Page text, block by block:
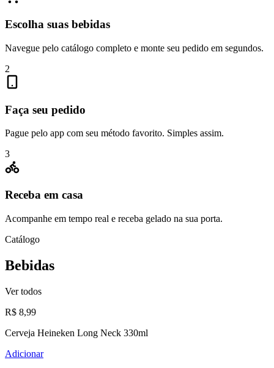
Escolha suas bebidas
Navegue pelo catálogo completo e monte seu pedido em segundos.
2
Faça seu pedido
Pague pelo app com seu método favorito. Simples assim.
3
Receba em casa
Acompanhe em tempo real e receba gelado na sua porta.
Catálogo
Bebidas
Ver todos
R$ 8,99
Cerveja Heineken Long Neck 330ml
Adicionar